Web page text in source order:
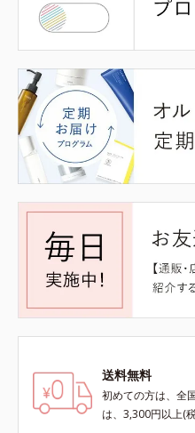
送料無料
初めての方は、全
は、3,300円以上(